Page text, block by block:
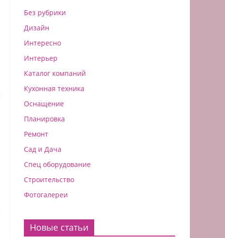
Без рубрики
Дизайн
Интересно
Интерьер
Каталог компаний
Кухонная техника
Оснащение
Планировка
Ремонт
Сад и Дача
Спец оборудование
Строительство
Фотогалереи
Новые статьи